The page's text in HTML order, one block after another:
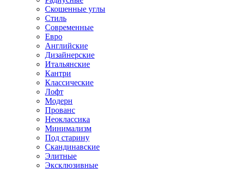
Скошенные углы
Стиль
Современные
Евро
Английские
Дизайнерские
Итальянские
Кантри
Классические
Лофт
Модерн
Прованс
Неоклассика
Минимализм
Под старину
Скандинавские
Элитные
Эксклюзивные